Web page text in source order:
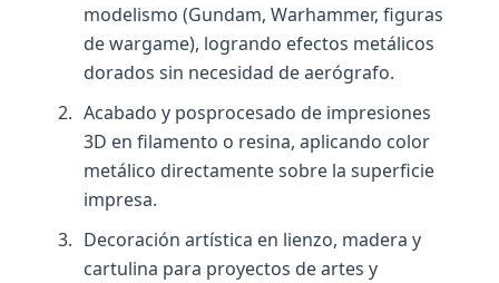
modelismo (Gundam, Warhammer, figuras
de wargame), logrando efectos metálicos
dorados sin necesidad de aerógrafo.
Acabado y posprocesado de impresiones
3D en filamento o resina, aplicando color
metálico directamente sobre la superficie
impresa.
Decoración artística en lienzo, madera y
cartulina para proyectos de artes y